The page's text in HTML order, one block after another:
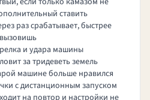
ставить
раз срабатывает, быстрее
и удара машины
за тридеветь земель
машине больше нравился
с дистанционным запуском
на повтор и настройки не